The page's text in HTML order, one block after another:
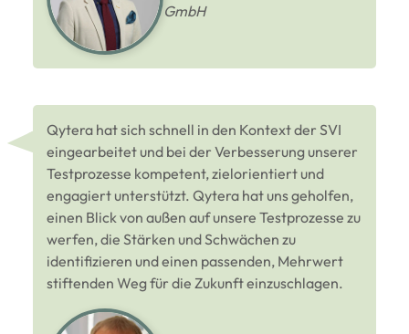
GmbH
Qytera hat sich schnell in den Kontext der SVI
eingearbeitet und bei der Verbesserung unserer
Testprozesse kompetent, zielorientiert und
engagiert unterstützt. Qytera hat uns geholfen,
einen Blick von außen auf unsere Testprozesse zu
werfen, die Stärken und Schwächen zu
identifizieren und einen passenden, Mehrwert
stiftenden Weg für die Zukunft einzuschlagen.